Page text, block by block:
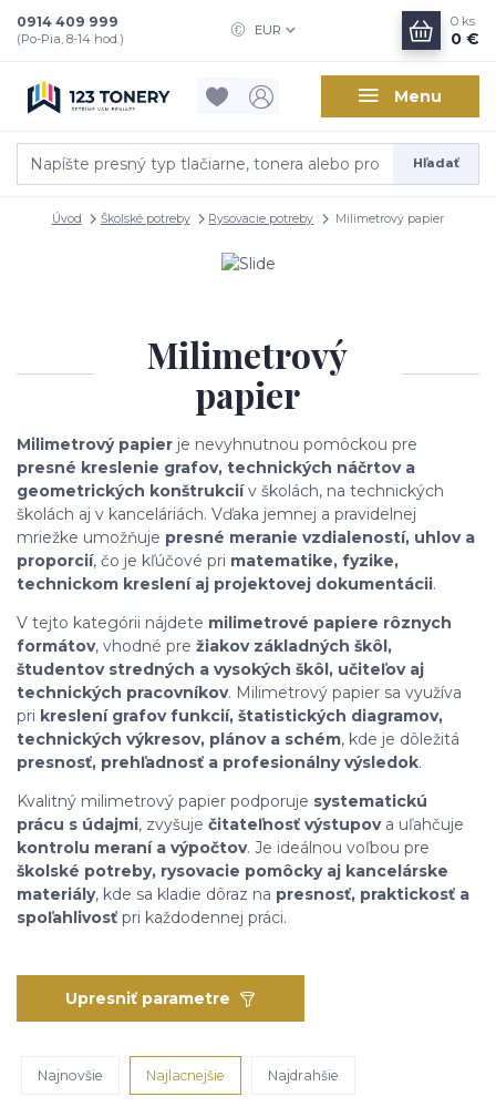
Menu
EUR
Hľadať
0914 409 999
(Po-Pia, 8-14 hod.)
0 ks
0 €
Úvod Školské potreby Rysovacie potreby Milimetrový papier
Milimetrový
papier
Milimetrový papier je nevyhnutnou pomôckou pre
presné kreslenie grafov, technických náčrtov a
geometrických konštrukciív školách, na technických
školách aj v kanceláriách. Vďaka jemnej a pravidelnej
mriežke umožňuje presné meranie vzdialeností, uhlov a
proporcií, čo je kľúčové pri matematike, fyzike,
technickom kreslení aj projektovej dokumentácii.
V tejto kategórii nájdete milimetrové papiere rôznych
formátov, vhodné pre žiakov základných škôl,
študentov stredných a vysokých škôl, učiteľov aj
technických pracovníkov. Milimetrový papier sa využíva
pri kreslení grafov funkcií, štatistických diagramov,
technických výkresov, plánov a schém, kde je dôležitá
presnosť, prehľadnosť a profesionálny výsledok.
Kvalitný milimetrový papier podporuje systematickú
prácu s údajmi, zvyšuje čitateľnosť výstupova uľahčuje
kontrolu meraní a výpočtov. Je ideálnou voľbou pre
školské potreby, rysovacie pomôcky aj kancelárske
materiály, kde sa kladie dôraz na presnosť, praktickosť a
spoľahlivosť pri každodennej práci.
Upresniť parametre
Najnovšie Najlacnejšie Najdrahšie